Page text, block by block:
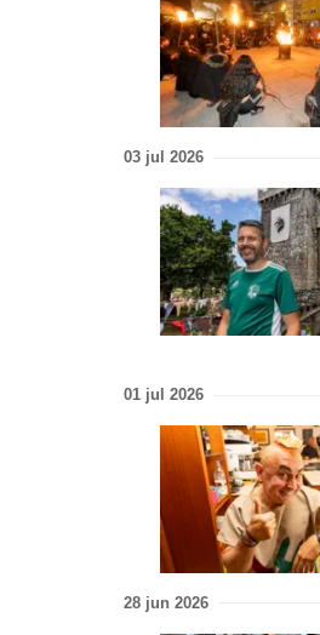
03 jul 2026
01 jul 2026
28 jun 2026